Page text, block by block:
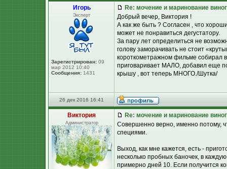
Игорь
Эксперт
Зарегистрирован: 09
мар 2012 10:40
Сообщения: 1431
Re: мочение и маринование
Добрый вечер, Виктория !
А как же быть ? Согласен , что
может не понравиться дегустатору.
За пару лет определиться не
голову заморачивать не стоит
короткометражном фильме собирал
приговаривает МАЛО, добавил еще
крышу , вот теперь МНОГО./Шутка/
26 дек 2016 16:41
Виктория
Администратор
Re: мочение и маринование
Совершенно верно, именно потому,
специями.
Выход, как мне кажется, есть -
несколько пробных баночек, в
примерно дней 10. Если получится